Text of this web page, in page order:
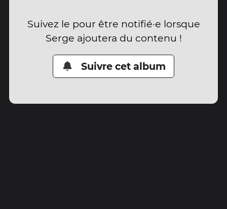
Suivez le pour être notifié·e lorsque
Serge ajoutera du contenu !
Suivre cet album